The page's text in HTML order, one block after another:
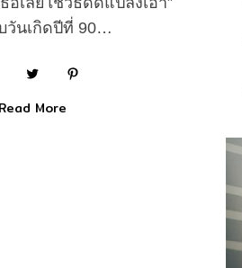
วันเกิดปีที่ 90…
Read More